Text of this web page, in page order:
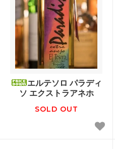
エルテソロ パラディ
ソ エクストラアネホ
SOLD OUT